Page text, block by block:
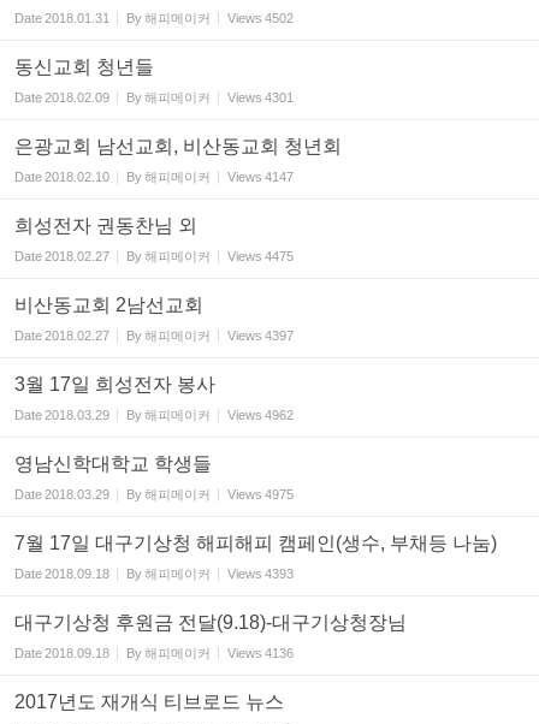
Date2018.01.31 By해피메이커 Views 4502
동신교회 청년들
Date2018.02.09 By해피메이커 Views 4301
은광교회 남선교회, 비산동교회 청년회
Date2018.02.10 By해피메이커 Views 4147
희성전자 권동찬님 외
Date2018.02.27 By해피메이커 Views 4475
비산동교회 2남선교회
Date2018.02.27 By해피메이커 Views 4397
3월 17일 희성전자 봉사
Date2018.03.29 By해피메이커 Views 4962
영남신학대학교 학생들
Date2018.03.29 By해피메이커 Views 4975
7월 17일 대구기상청 해피해피 캠페인(생수, 부채등 나눔)
Date2018.09.18 By해피메이커 Views 4393
대구기상청 후원금 전달(9.18)-대구기상청장님
Date2018.09.18 By해피메이커 Views 4136
2017년도 재개식 티브로드 뉴스